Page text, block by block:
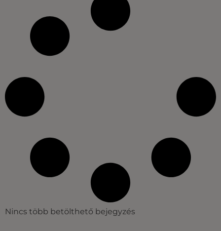
Nincs több betölthető bejegyzés